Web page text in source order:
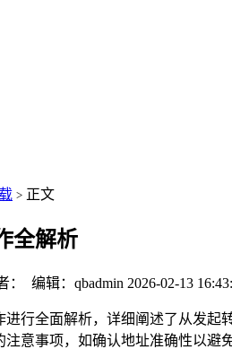
> 正文
全解析
： 编辑：qbadmin 2026-02-13
行全面解析，详细阐述了从发
意事项，如确认地址准确性以